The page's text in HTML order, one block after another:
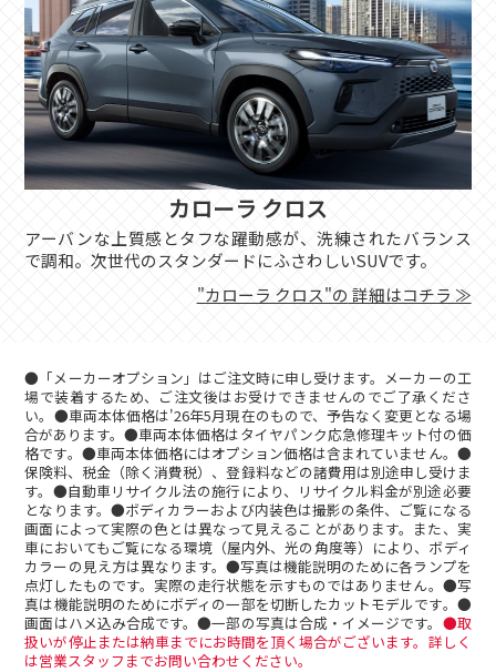
カローラ クロス
アーバンな上質感とタフな躍動感が、洗練されたバランス
で調和。次世代のスタンダードにふさわしいSUVです。
"カローラ クロス"の 詳細はコチラ ≫
●「メーカーオプション」はご注文時に申し受けます。メーカーの工
場で装着するため、ご注文後はお受けできませんのでご了承くださ
い。●車両本体価格は'26年5月現在のもので、予告なく変更となる場
合があります。●車両本体価格はタイヤパンク応急修理キット付の価
格です。●車両本体価格にはオプション価格は含まれていません。●
保険料、税金（除く消費税）、登録料などの諸費用は別途申し受けま
す。●自動車リサイクル法の施行により、リサイクル料金が別途必要
となります。●ボディカラーおよび内装色は撮影の条件、ご覧になる
画面によって実際の色とは異なって見えることがあります。また、実
車においてもご覧になる環境（屋内外、光の角度等）により、ボディ
カラーの見え方は異なります。●写真は機能説明のために各ランプを
点灯したものです。実際の走行状態を示すものではありません。●写
真は機能説明のためにボディの一部を切断したカットモデルです。●
画面はハメ込み合成です。●一部の写真は合成・イメージです。 ●取
扱いが停止または納車までにお時間を頂く場合がございます。詳しく
は営業スタッフまでお問い合わせください。